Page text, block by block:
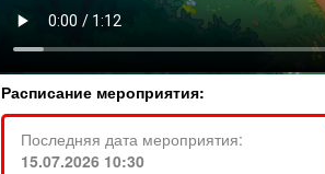
Расписание мероприятия:
Последняя дата мероприятия:
15.07.2026 10:30